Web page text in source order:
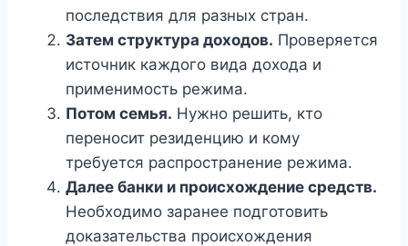
последствия для разных стран.
Затем структура доходов. Проверяется
источник каждого вида дохода и
применимость режима.
Потом семья. Нужно решить, кто
переносит резиденцию и кому
требуется распространение режима.
Далее банки и происхождение средств.
Необходимо заранее подготовить
доказательства происхождения